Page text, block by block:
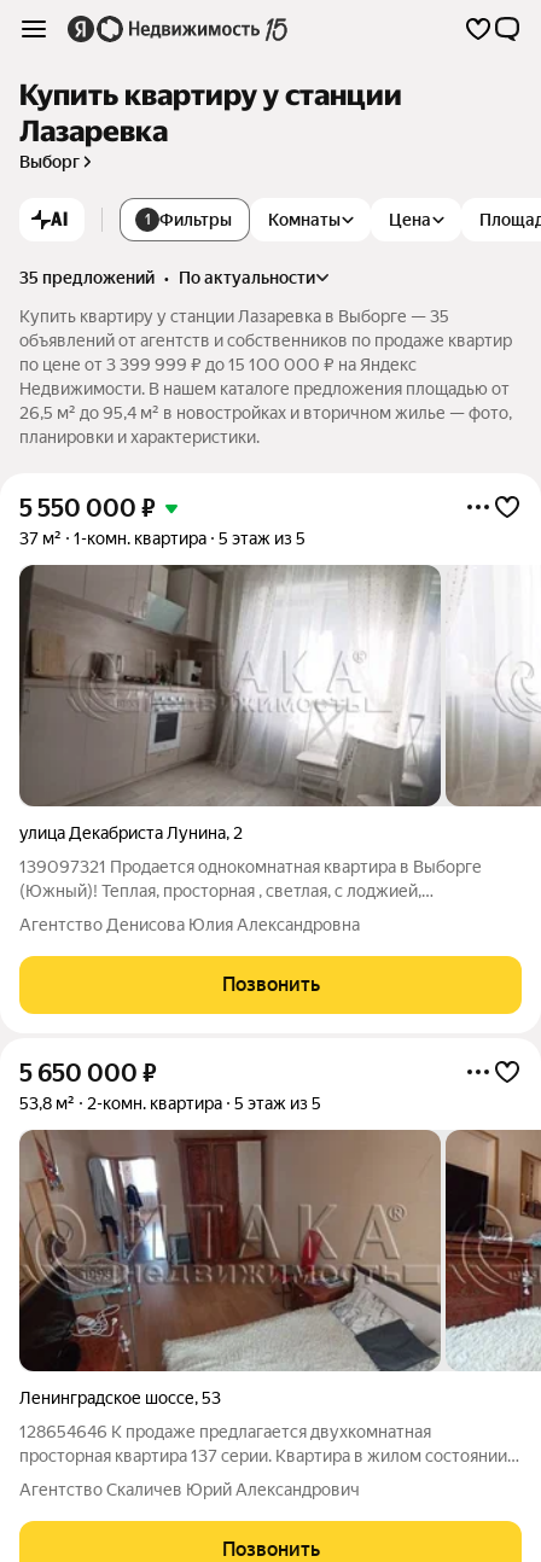
Купить квартиру у станции
Лазаревка
Выборг
AI 1 Фильтры Комнаты Цена
35 предложений •
по актуальности
Купить квартиру у станции Лазаревка в Выборге — 35
объявлений от агентств и собственников по продаже квартир
по цене от 3 399 999 ₽ до 15 100 000 ₽ на Яндекс
Недвижимости. В нашем каталоге предложения площадью от
26,5 м² до 95,4 м² в новостройках и вторичном жилье — фото,
планировки и характеристики.
5 550 000 ₽
37 м² 1-комн. квартира 5 этаж из 5
улица Декабриста Лунина, 2
139097321 Продается однокомнатная квартира в Выборге
(Южный)! Теплая, просторная , светлая, с лоджией,
расположена на пятом этаже пятиэтажного дома. стены
Агентство Денисова Юлия Александровна
Позвонить
5 650 000 ₽
53,8 м² 2-комн. квартира 5 этаж из 5
Ленинградское шоссе,53
128654646 К продаже предлагается двухкомнатная
просторная квартира 137 серии. Квартира в жилом состоянии (
заезжай и живи). Квартира угловая, теплая - минимум соседей.
Рядом 8-я школа, супермаркет "Магнит Экстра", бассейн,
детский сад, автобусные
Агентство Скаличев Юрий Александрович
Позвонить